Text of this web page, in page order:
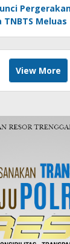
Meluas
View More